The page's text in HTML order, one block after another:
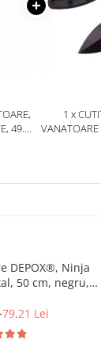
49.5
1 x
VANATOARE
DEPOX®, Ninja
50 cm, negru,
79,21 Lei